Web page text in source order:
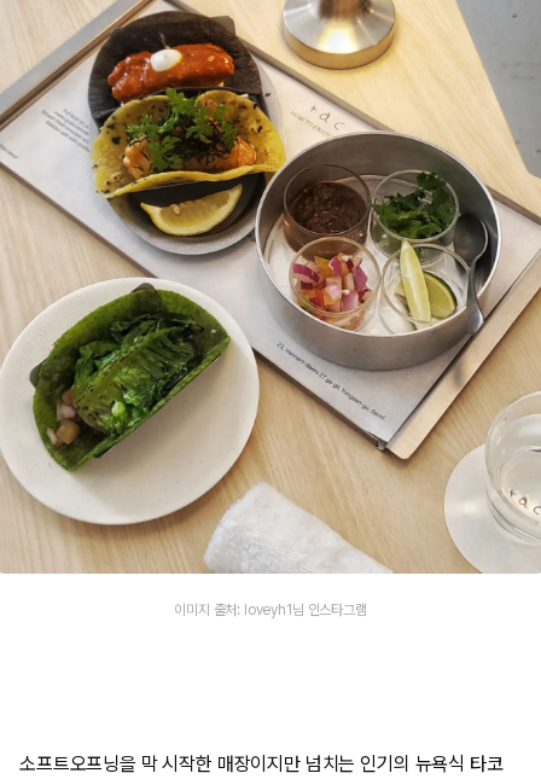
이미지 출처: loveyh1님 인스타그램
소프트오프닝을 막 시작한 매장이지만 넘치는 인기의 뉴욕식 타코